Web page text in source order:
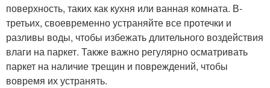
поверхность, таких как кухня или ванная комната. В-
третьих, своевременно устраняйте все протечки и
разливы воды, чтобы избежать длительного воздействия
влаги на паркет. Также важно регулярно осматривать
паркет на наличие трещин и повреждений, чтобы
вовремя их устранять.